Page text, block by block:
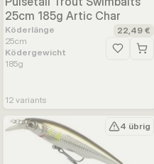
25cm 185g Artic Char
Köderlänge
25cm
Ködergewicht
185g
22,49 €
Zur
12 variants
4 übrig